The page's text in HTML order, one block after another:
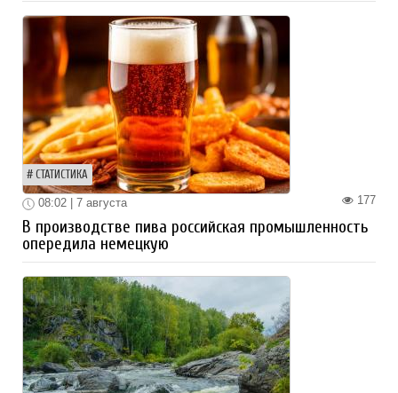
СТАТИСТИКА
177
08:02 | 7 августа
В производстве пива российская промышленность
опередила немецкую